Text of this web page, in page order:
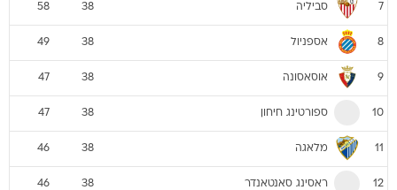
7 סביליה 38
58
8 אספניול 38
49
9 אוסאסונה 38
47
10 ספורטינג חיחון 38
47
11 מלאגה 38
46
12 ראסינג סאנטאנדר 38
46